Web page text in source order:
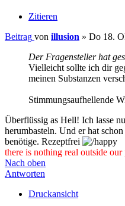
Zitieren
Beitrag von illusion » Do 18.
Der Fragensteller hat
Vielleicht sollte ich dir
meinen Substanzen
Stimmungsaufhellende
Überflüssig as Hell! Ich lasse
herumbasteln. Und er hat
benötige. Rezeptfrei
there is nothing real outside
Nach oben
Antworten
Druckansicht